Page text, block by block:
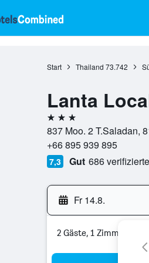
Start Thailand 73.742
Lanta
3 Sterne
837 Moo. 2 T.Saladan,
+66 895 939 895
7,3 Gut 686
Fr 14.8.
2 Gäste, 1 Zimmer